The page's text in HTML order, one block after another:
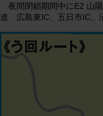
夜間閉鎖期間中にE2 山
道 広島東IC、五日市IC、